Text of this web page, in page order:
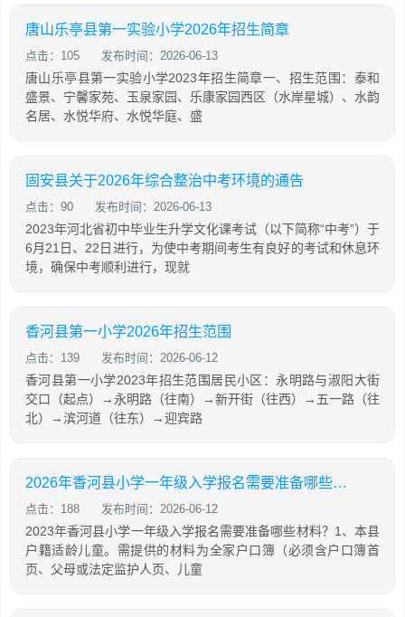
唐山乐亭县第一实验小学2026年招生简章
点击：105 发布时间：2026-06-13
唐山乐亭县第一实验小学2023年招生简章一、招生范围：泰和
盛景、宁馨家苑、玉泉家园、乐康家园西区（水岸星城）、水韵
名居、水悦华府、水悦华庭、盛
固安县关于2026年综合整治中考环境的通告
点击：90 发布时间：2026-06-13
2023年河北省初中毕业生升学文化课考试（以下简称“中考”）于
6月21日、22日进行，为使中考期间考生有良好的考试和休息环
境，确保中考顺利进行，现就
香河县第一小学2026年招生范围
点击：139 发布时间：2026-06-12
香河县第一小学2023年招生范围居民小区：永明路与淑阳大街
交口（起点）→永明路（往南）→新开街（往西）→五一路（往
北）→滨河道（往东）→迎宾路
2026年香河县小学一年级入学报名需要准备哪些材料？
点击：188 发布时间：2026-06-12
2023年香河县小学一年级入学报名需要准备哪些材料？1、本县
户籍适龄儿童。需提供的材料为全家户口簿（必须含户口簿首
页、父母或法定监护人页、儿童